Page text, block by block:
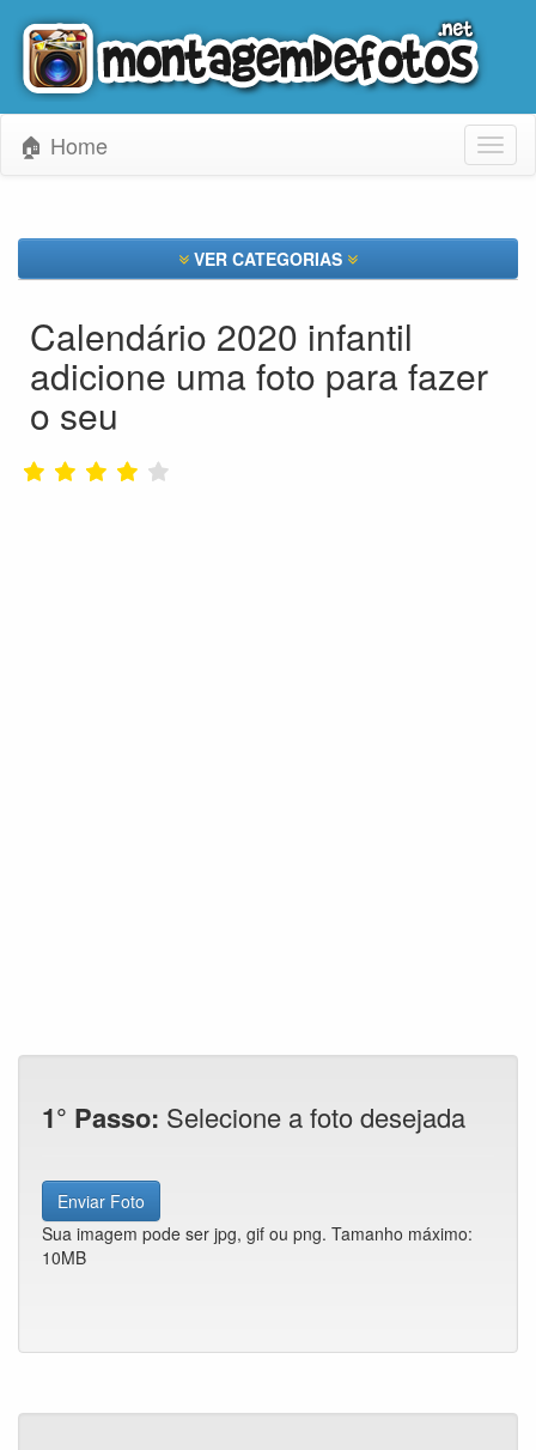
🏠 Home
VER CATEGORIAS
Calendário 2020 infantil
adicione uma foto para fazer
o seu
1° Passo: Selecione a foto desejada
Enviar Foto
Sua imagem pode ser jpg, gif ou png. Tamanho máximo:
10MB